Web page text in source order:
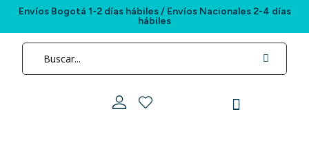
Envíos Bogotá 1-2 días hábiles / Envíos Nacionales 2-4 días
hábiles